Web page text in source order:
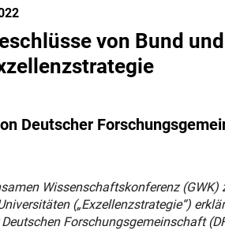
von Bund
Deutscher
Wissenschaftskonferenz
(„Exzellenzstrategie“)
Forschungsgemeinschaft